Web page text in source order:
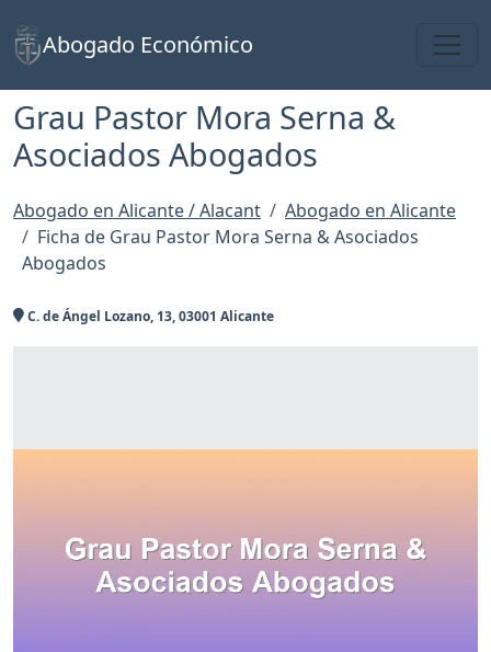
Abogado Económico
Grau Pastor Mora Serna &
Asociados Abogados
Abogado en Alicante / Alacant
Abogado en Alicante
Ficha de Grau Pastor Mora Serna & Asociados
Abogados
C. de Ángel Lozano, 13, 03001 Alicante